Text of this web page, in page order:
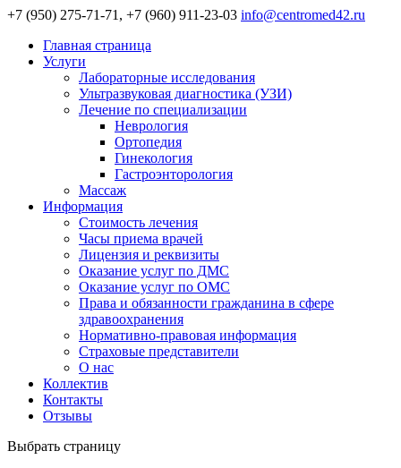
+7 (950) 275-71-71, +7 (960) 911-23-03 info@centromed42.ru
Главная страница
Услуги
Лабораторные исследования
Ультразвуковая диагностика (УЗИ)
Лечение по специализации
Неврология
Ортопедия
Гинекология
Гастроэнторология
Массаж
Информация
Стоимость лечения
Часы приема врачей
Лицензия и реквизиты
Оказание услуг по ДМС
Оказание услуг по ОМС
Права и обязанности гражданина в сфере
здравоохранения
Нормативно-правовая информация
Страховые представители
О нас
Коллектив
Контакты
Отзывы
Выбрать страницу